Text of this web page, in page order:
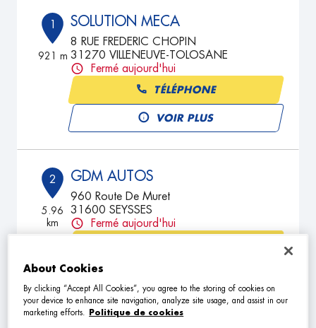
1
921 m
SOLUTION MECA
8 RUE FREDERIC CHOPIN
31270 VILLENEUVE-TOLOSANE
Fermé aujourd'hui
TÉLÉPHONE
VOIR PLUS
2
5.96
km
GDM AUTOS
960 Route De Muret
31600 SEYSSES
Fermé aujourd'hui
About Cookies
By clicking “Accept All Cookies”, you agree to the storing of cookies on
your device to enhance site navigation, analyze site usage, and assist in our
marketing efforts.
Politique de cookies